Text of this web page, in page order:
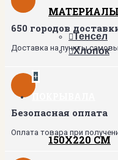
МАТЕРИАЛЫ
Тенсел
Хлопок
+
ПОКРЫВАЛА
150Х220 СМ
650 городов
Доставка на пункты
Безопасная оплата
Оплата товара при